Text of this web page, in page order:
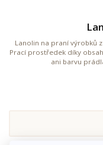
Lanolin na praní výrobků
Prací prostředek díky
ani barvu